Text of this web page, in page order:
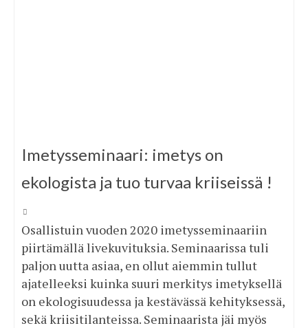
Imetysseminaari: imetys on
ekologista ja tuo turvaa kriiseissä !
Osallistuin vuoden 2020 imetysseminaariin
piirtämällä livekuvituksia. Seminaarissa tuli
paljon uutta asiaa, en ollut aiemmin tullut
ajatelleeksi kuinka suuri merkitys imetyksellä
on ekologisuudessa ja kestävässä kehityksessä,
sekä kriisitilanteissa. Seminaarista jäi myös